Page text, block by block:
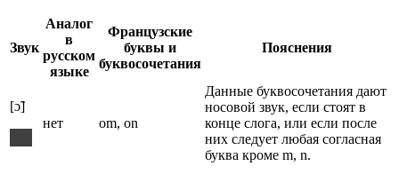
Звук
Аналог
в
русском
языке
Французские
буквы и
буквосочетания
Пояснения
[ɔ̃]
нет
om, on
Данные буквосочетания дают
носовой звук, если стоят в
конце слога, или если после
них следует любая согласная
буква кроме m, n.